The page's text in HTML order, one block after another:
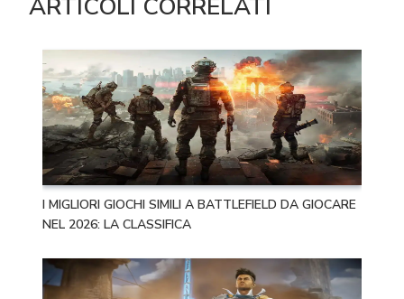
ARTICOLI CORRELATI
I MIGLIORI GIOCHI SIMILI A BATTLEFIELD DA GIOCARE
NEL 2026: LA CLASSIFICA